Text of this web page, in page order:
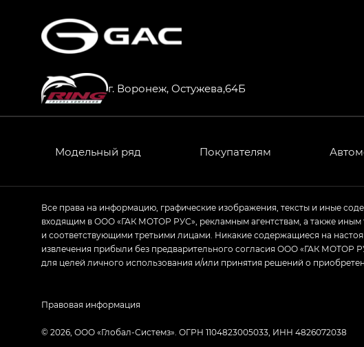
HYPTEC HT — Хайптек Эйч Ти (HYPTEC HT) в
AION V — Айон Ви в комплектациях Экс — EX,
GS8 — Джи Эс 8 (GS8) в комплектациях Джи Эс 8
GL
GS4 — Джи Эс 4 (GS4) в комплектациях Джи Би
Empow — Эмпау (Empow) в комплектации Джи Эс
г. Воронеж, Остужева,64Б
Модельный ряд Покупателям
Все права на информацию, графические изображения, тексты и иные
входящим в ООО «ГАК МОТОР РУС», рекламным агентствам, а также
и соответствующими третьими лицами. Никакие содержащиеся на
извлечения прибыли без предварительного согласия ООО «ГАК МОТОР
для целей личного использования и/или принятия решений о
© 2026, ООО «‎Глобал-Системз». ОГРН 1104823005033, ИНН 4826072038
Правовая информация